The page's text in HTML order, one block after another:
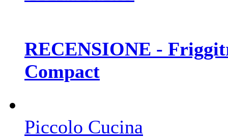
RECENSIONE -
Compact
Piccolo Cucina